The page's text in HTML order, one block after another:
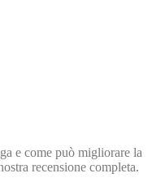
e come può migliorare la
recensione completa.